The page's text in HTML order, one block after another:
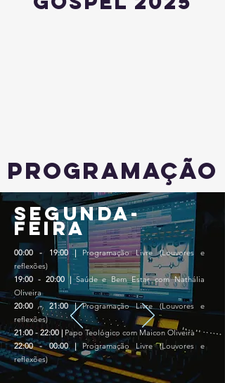
Programação
Segunda-
feira
00:00 - 19:00 | Programação Livre (Louvores e
reflexões)
19:00 - 20:00 |Saúde e Bem Estar com Nathália
Oliveira
20:00 - 21:00 |Programação Livre (Louvores e
reflexões)
21:00 - 22:00 | Papo Teológico com Maicon Oliveira
22:00 - 00:00 | Programação Livre (Louvores e
reflexões)